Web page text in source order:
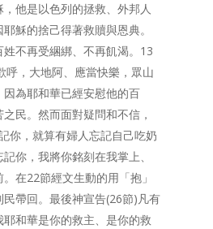
他是以色列的拯救、外邦人
穌的捨己得著救贖與恩典。
不再受綑綁、不再飢渴。13
呼，大地阿、應當快樂，眾山
為耶和華已經安慰他的百
民。然而面對疑問和不信，
你，就算有婦人忘記自己吃奶
你，我將你銘刻在我掌上、
在22節經文生動的用「抱」
民帶回。最後神宣告(26節)凡有
和華是你的救主、是你的救